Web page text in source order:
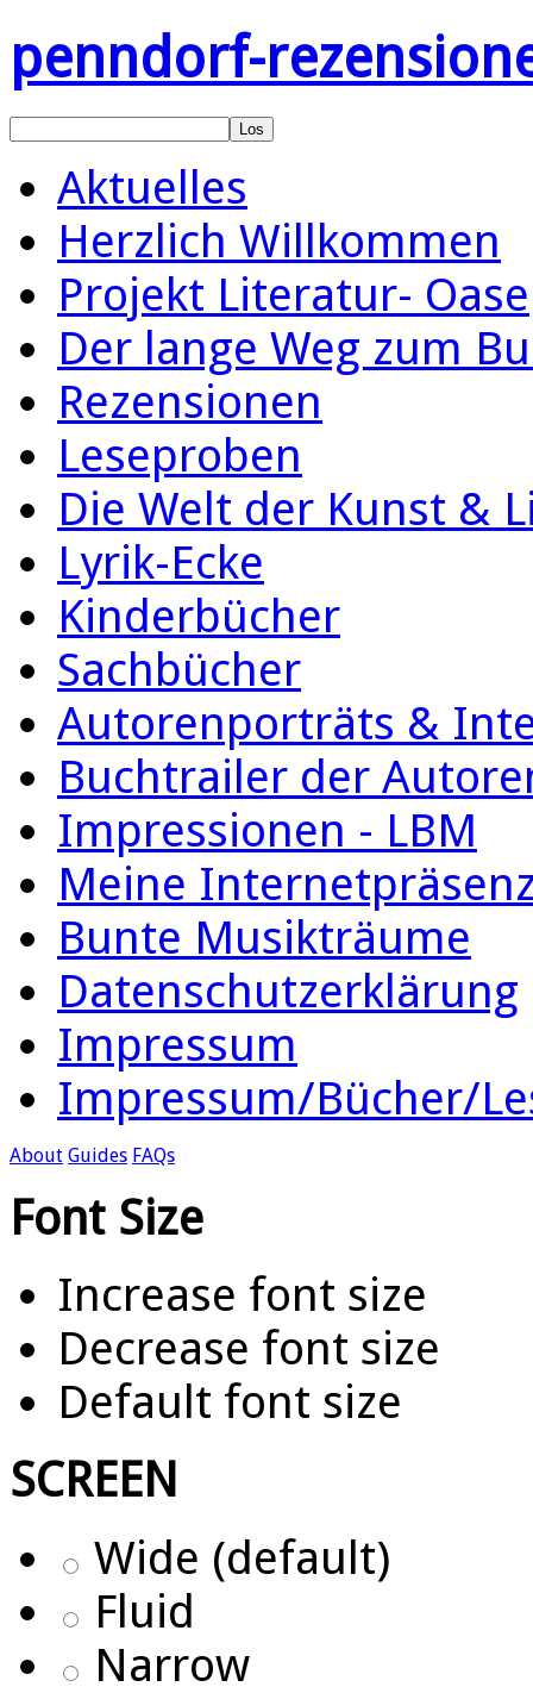
penndorf-
Aktuelles
Herzlich Willkommen
Projekt Literatur- Oase
Der lange Weg zum
Rezensionen
Leseproben
Die Welt der Kunst &
Lyrik-Ecke
Kinderbücher
Sachbücher
Autorenporträts &
Buchtrailer der
Impressionen - LBM
Meine
Bunte Musikträume
Datenschutzerklärung
Impressum
Impressum/Bücher/
About Guides FAQs
Font Size
Increase font size
Decrease font size
Default font size
SCREEN
Wide (default)
Fluid
Narrow